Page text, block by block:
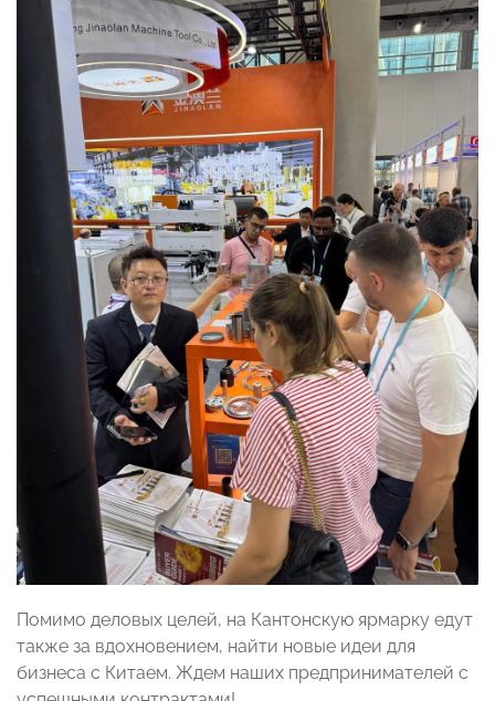
Помимо деловых целей, на Кантонскую ярмарку едут
также за вдохновением, найти новые идеи для
бизнеса с Китаем. Ждем наших предпринимателей с